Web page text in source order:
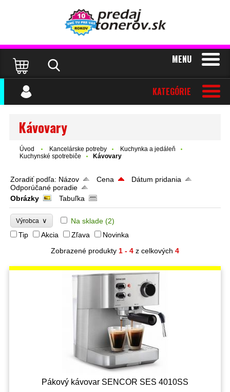
MENU
KATEGÓRIE
Kávovary
Úvod Kancelárske potreby
Kuchynka a jedáleň
Kuchynské spotrebiče
Kávovary
Zoradiť podľa: Názov Cena
Dátum pridania
Odporúčané poradie
Obrázky
Tabuľka
Výrobca ∨ Na sklade (2)
Tip
Akcia Zľava
Novinka
Zobrazené produkty 1 - 4 z celkových 4
Pákový kávovar SENCOR SES 4010SS